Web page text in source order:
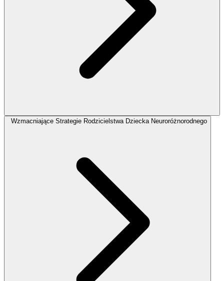
Wzmacniające Strategie Rodzicielstwa Dziecka Neuroróżnorodnego